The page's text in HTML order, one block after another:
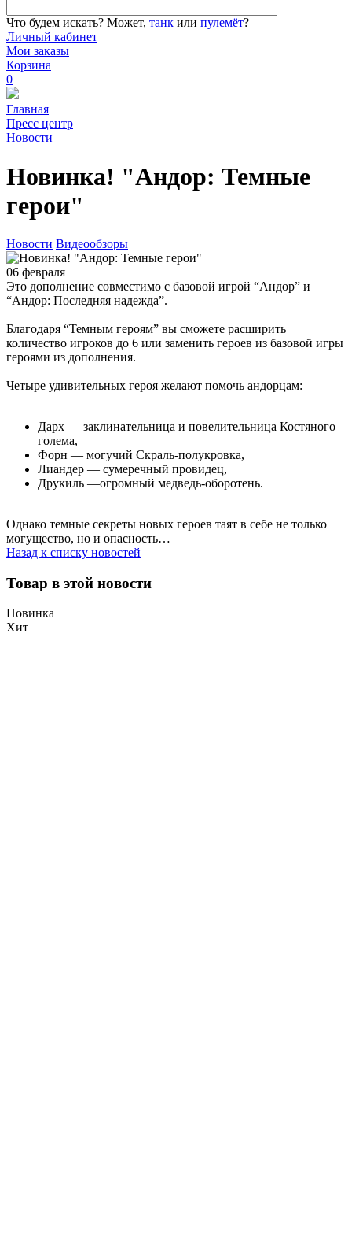
Что будем искать? Может, танк или пулемёт?
Личный кабинет
Мои заказы
Корзина
0
Главная
Пресс центр
Новости
Новинка! "Андор: Темные
герои"
Новости Видеообзоры
06 февраля
Это дополнение совместимо с базовой игрой “Андор” и
“Андор: Последняя надежда”.
Благодаря “Темным героям” вы сможете расширить
количество игроков до 6 или заменить героев из базовой игры
героями из дополнения.
Четыре удивительных героя желают помочь андорцам:
Дарх — заклинательница и повелительница Костяного
голема,
Форн — могучий Скраль-полукровка,
Лиандер — сумеречный провидец,
Друкиль —огромный медведь-оборотень.
Однако темные секреты новых героев таят в себе не только
могущество, но и опасность…
Назад к списку новостей
Товар в этой новости
Новинка
Хит